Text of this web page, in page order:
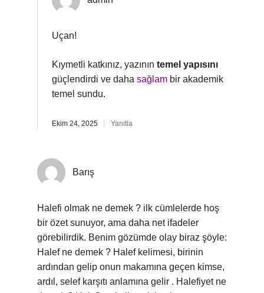
Uçan!
Kıymetli katkınız, yazının temel yapısını
güçlendirdi ve daha sağlam bir akademik
temel sundu.
Ekim 24, 2025 Yanıtla
Barış
Halefi olmak ne demek ? ilk cümlelerde hoş
bir özet sunuyor, ama daha net ifadeler
görebilirdik. Benim gözümde olay biraz şöyle:
Halef ne demek ? Halef kelimesi, birinin
ardından gelip onun makamına geçen kimse,
ardıl, selef karşıtı anlamına gelir . Halefiyet ne